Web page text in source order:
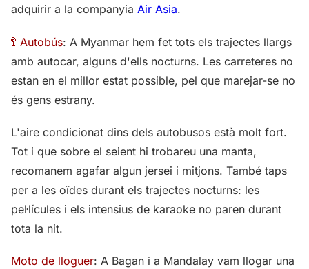
adquirir a la companyia Air Asia.
🚏 Autobús: A Myanmar hem fet tots els trajectes llargs
amb autocar, alguns d'ells nocturns. Les carreteres no
estan en el millor estat possible, pel que marejar-se no
és gens estrany.
L'aire condicionat dins dels autobusos està molt fort.
Tot i que sobre el seient hi trobareu una manta,
recomanem agafar algun jersei i mitjons. També taps
per a les oïdes durant els trajectes nocturns: les
pel·lícules i els intensius de karaoke no paren durant
tota la nit.
Moto de lloguer: A Bagan i a Mandalay vam llogar una